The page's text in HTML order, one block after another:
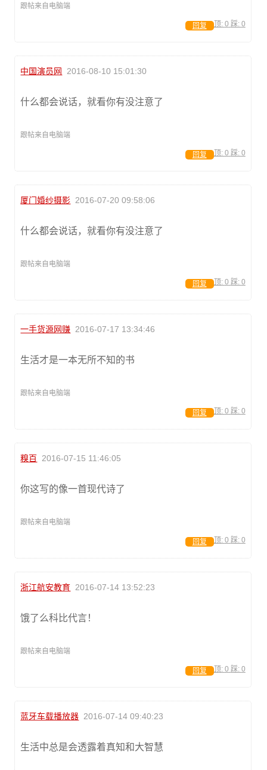
跟帖来自电脑端
顶: 0 踩: 0
回复
中国演员网 2016-08-10 15:01:30
什么都会说话，就看你有没注意了
跟帖来自电脑端
顶: 0 踩: 0
回复
厦门婚纱摄影 2016-07-20 09:58:06
什么都会说话，就看你有没注意了
跟帖来自电脑端
顶: 0 踩: 0
回复
一手货源网赚 2016-07-17 13:34:46
生活才是一本无所不知的书
跟帖来自电脑端
顶: 0 踩: 0
回复
糗百 2016-07-15 11:46:05
你这写的像一首现代诗了
跟帖来自电脑端
顶: 0 踩: 0
回复
浙江航安教育 2016-07-14 13:52:23
饿了么科比代言！
跟帖来自电脑端
顶: 0 踩: 0
回复
蓝牙车载播放器 2016-07-14 09:40:23
生活中总是会透露着真知和大智慧